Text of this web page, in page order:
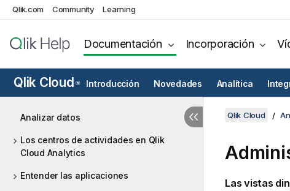
Qlik.com Community Learning
Documentación Incorporación
Qlik Cloud ® Introducción Novedades Analítica
Analizar datos
Los centros de actividades en Qlik
Cloud Analytics
Entender las aplicaciones
Qlik Cloud
Las vistas